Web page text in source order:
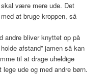
skal være mere ude. Det
at bruge kroppen, så
andre bliver knyttet op på
afstand” jamen så kan
til at drage uheldige
ude og med andre børn.